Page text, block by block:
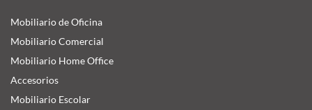
Mobiliario de Oficina
Mobiliario Comercial
Mobiliario Home Office
Accesorios
Mobiliario Escolar